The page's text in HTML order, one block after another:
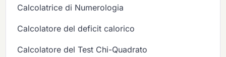
Calcolatrice di Numerologia
Calcolatore del deficit calorico
Calcolatore del Test Chi-Quadrato